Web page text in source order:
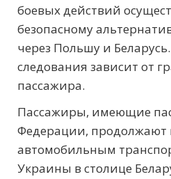
боевых действий
безопасному
через Польшу и
следования зависит от
пассажира.
Пассажиры, имеющие
Федерации, продолжают
автомобильным
Украины в столице